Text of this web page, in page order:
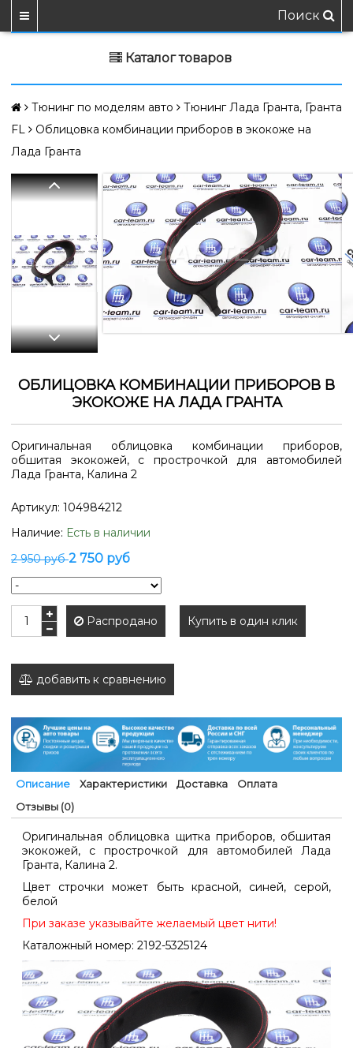
Поиск
Каталог товаров
Тюнинг по моделям авто
Тюнинг Лада Гранта, Гранта
FL
Облицовка комбинации приборов в экокоже на
Лада Гранта
ОБЛИЦОВКА КОМБИНАЦИИ ПРИБОРОВ В
ЭКОКОЖЕ НА ЛАДА ГРАНТА
Оригинальная облицовка комбинации приборов,
обшитая экокожей, с прострочкой для автомобилей
Лада Гранта, Калина 2
Артикул: 104984212
Наличие: Есть в наличии
2 950 руб2 750 руб
Распродано Купить в один клик
добавить к сравнению
Описание Характеристики Доставка
Оплата
Отзывы (0)
Оригинальная облицовка щитка приборов, обшитая
экокожей, с прострочкой для автомобилей Лада
Гранта, Калина 2.
Цвет строчки может быть красной, синей, серой,
белой
При заказе указывайте желаемый цвет нити!
Каталожный номер: 2192-5325124